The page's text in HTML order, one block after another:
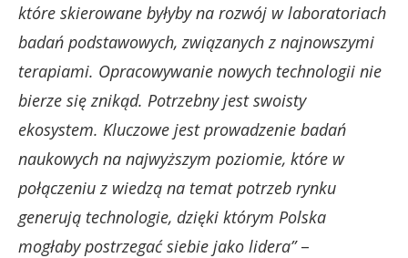
które skierowane byłyby na rozwój w laboratoriach
badań podstawowych, związanych z najnowszymi
terapiami. Opracowywanie nowych technologii nie
bierze się znikąd. Potrzebny jest swoisty
ekosystem. Kluczowe jest prowadzenie badań
naukowych na najwyższym poziomie, które w
połączeniu z wiedzą na temat potrzeb rynku
generują technologie, dzięki którym Polska
mogłaby postrzegać siebie jako lidera”–